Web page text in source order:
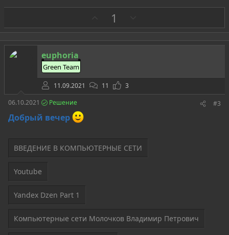
а
1
р
о
euphoria
Green Team
11.09.2021 11
3
06.10.2021
Решение #3
Добрый вечер
ВВЕДЕНИЕ В КОМПЬЮТЕРНЫЕ СЕТИ
Youtube
Yandex Dzen Part 1
Компьютерные сети Молочков Владимир Петрович